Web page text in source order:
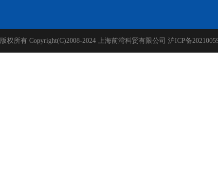
版权所有 Copyright(C)2008-2024 上海前湾科贸有限公司 沪ICP备